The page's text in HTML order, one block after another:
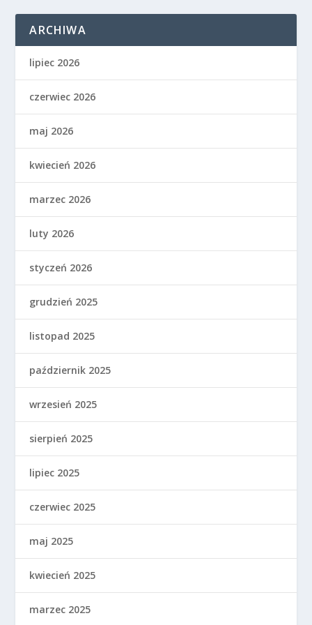
ARCHIWA
lipiec 2026
czerwiec 2026
maj 2026
kwiecień 2026
marzec 2026
luty 2026
styczeń 2026
grudzień 2025
listopad 2025
październik 2025
wrzesień 2025
sierpień 2025
lipiec 2025
czerwiec 2025
maj 2025
kwiecień 2025
marzec 2025